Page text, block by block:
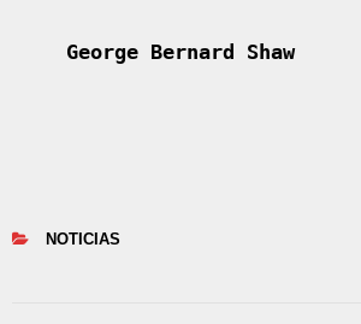
George Bernard Shaw
NOTICIAS